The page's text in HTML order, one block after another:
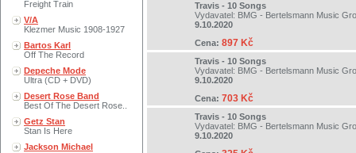
Freight Train
V/A
Klezmer Music 1908-1927
Bartos Karl
Off The Record
Depeche Mode
Ultra (CD + DVD)
Desert Rose Band
Best Of The Desert Rose..
Getz Stan
Stan Is Here
Jackson Michael
Travis - 10 Songs
Vydavatel: BMG - Bertelsmann Music
9.10.2020
Cena: 897 Kč
Travis - 10 Songs
Vydavatel: BMG - Bertelsmann Music
9.10.2020
Cena: 703 Kč
Travis - 10 Songs
Vydavatel: BMG - Bertelsmann Music
9.10.2020